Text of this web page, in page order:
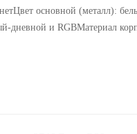
основной (металл):
дневной и RGBМатериал